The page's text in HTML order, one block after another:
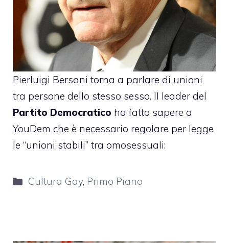
Pierluigi Bersani torna a parlare di unioni
tra persone dello stesso sesso. Il leader del
Partito Democratico ha fatto sapere a
YouDem che è necessario regolare per legge
le “unioni stabili” tra omosessuali:
Categorie
Cultura Gay, Primo Piano